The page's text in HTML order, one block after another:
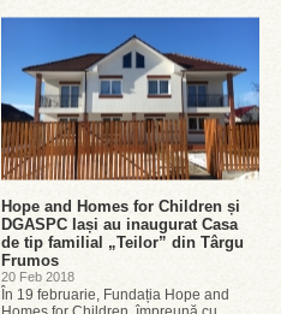
Hope and Homes for Children și
DGASPC Iași au inaugurat Casa
de tip familial „Teilor” din Târgu
Frumos
20 Feb 2018
În 19 februarie, Fundația Hope and